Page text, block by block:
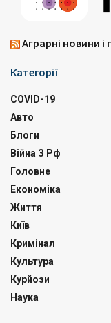
Аграрні новини і
Категорії
COVID-19
Авто
Блоги
Війна З Рф
Головне
Економіка
Життя
Київ
Кримінал
Культура
Курйози
Наука